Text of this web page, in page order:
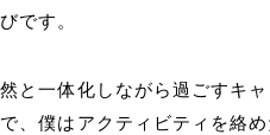
です。
と一体化しながら過ごすキ
、僕はアクティビティを絡